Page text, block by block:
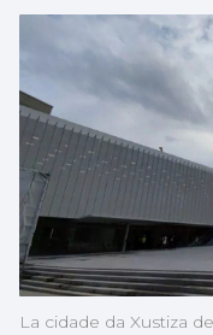
La cidade da Xustiza